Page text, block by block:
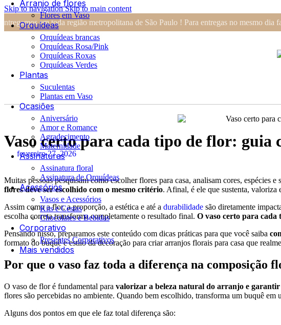
Skip to navigationSkip to main content
em toda região metropolitana de São Paulo ! Para entregas no mesmo dia
Arranjo de flores
Flores em Vaso
Orquídeas
Orquídeas brancas
Orquídeas Rosa/Pink
Orquídeas Roxas
Orquídeas Verdes
Plantas
Suculentas
Plantas em Vaso
Ocasiões
Aniversário
Amor e Romance
Agradecimento
Maternidade
Assinaturas
Assinatura floral
Assinatura de Orquídeas
Acessórios
Vasos e Acessórios
Kits e Cestas
Chocolates e Bebidas
Corporativo
Presentes Corporativos
Mais vendidos
Vaso certo para cada tipo de flor: guia
fevereiro 27, 2026
Muitas pessoas pesquisam como escolher flores para casa, analisam cores,
flores deve ser escolhido com o mesmo critério. Afinal, é ele que sustenta, valoriza
Assim como a flor, a proporção, a estética e até a durabilidade são diretamente
escolha correta transforma completamente o resultado final. O vaso certo para
Pensando nisso, preparamos este conteúdo com dicas práticas para que você saiba
formato do buquê e estilo da decoração para criar arranjos florais para casa que
Por que o vaso faz toda a diferença na composição
O vaso de flor é fundamental para valorizar a beleza natural do arranjo e
flores são percebidas no ambiente. Quando bem escolhido, transforma um buquê em
Alguns dos pontos em que ele faz total diferença são: